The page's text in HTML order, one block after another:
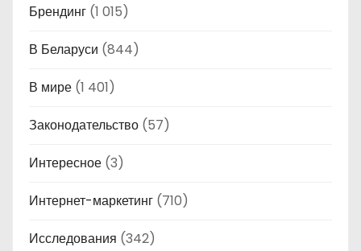
Брендинг (1 015)
В Беларуси (844)
В мире (1 401)
Законодательство (57)
Интересное (3)
Интернет-маркетинг (710)
Исследования (342)